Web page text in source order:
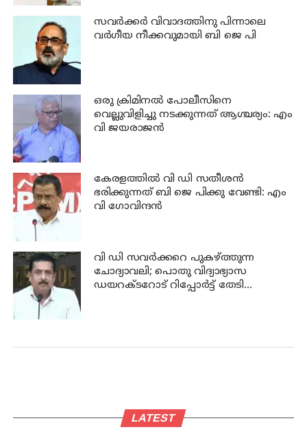
സവര്‍ക്കര്‍ വിവാദത്തിനു പിന്നാലെ
വര്‍ഗീയ നീക്കവുമായി ബി ജെ പി
ഒരു ക്രിമിനല്‍ പോലീസിനെ
വെല്ലുവിളിച്ചു നടക്കുന്നത് ആശ്ചര്യം: എം
വി ജയരാജന്‍
കേരളത്തില്‍ വി ഡി സതീശന്‍
ഭരിക്കുന്നത് ബി ജെ പിക്കു വേണ്ടി: എം
വി ഗോവിന്ദന്‍
വി ഡി സവര്‍ക്കറെ പുകഴ്ത്തുന്ന
ചോദ്യാവലി; പൊതു വിദ്യാഭ്യാസ
ഡയറക്ടറോട് റിപ്പോര്‍ട്ട് തേടി
LATEST